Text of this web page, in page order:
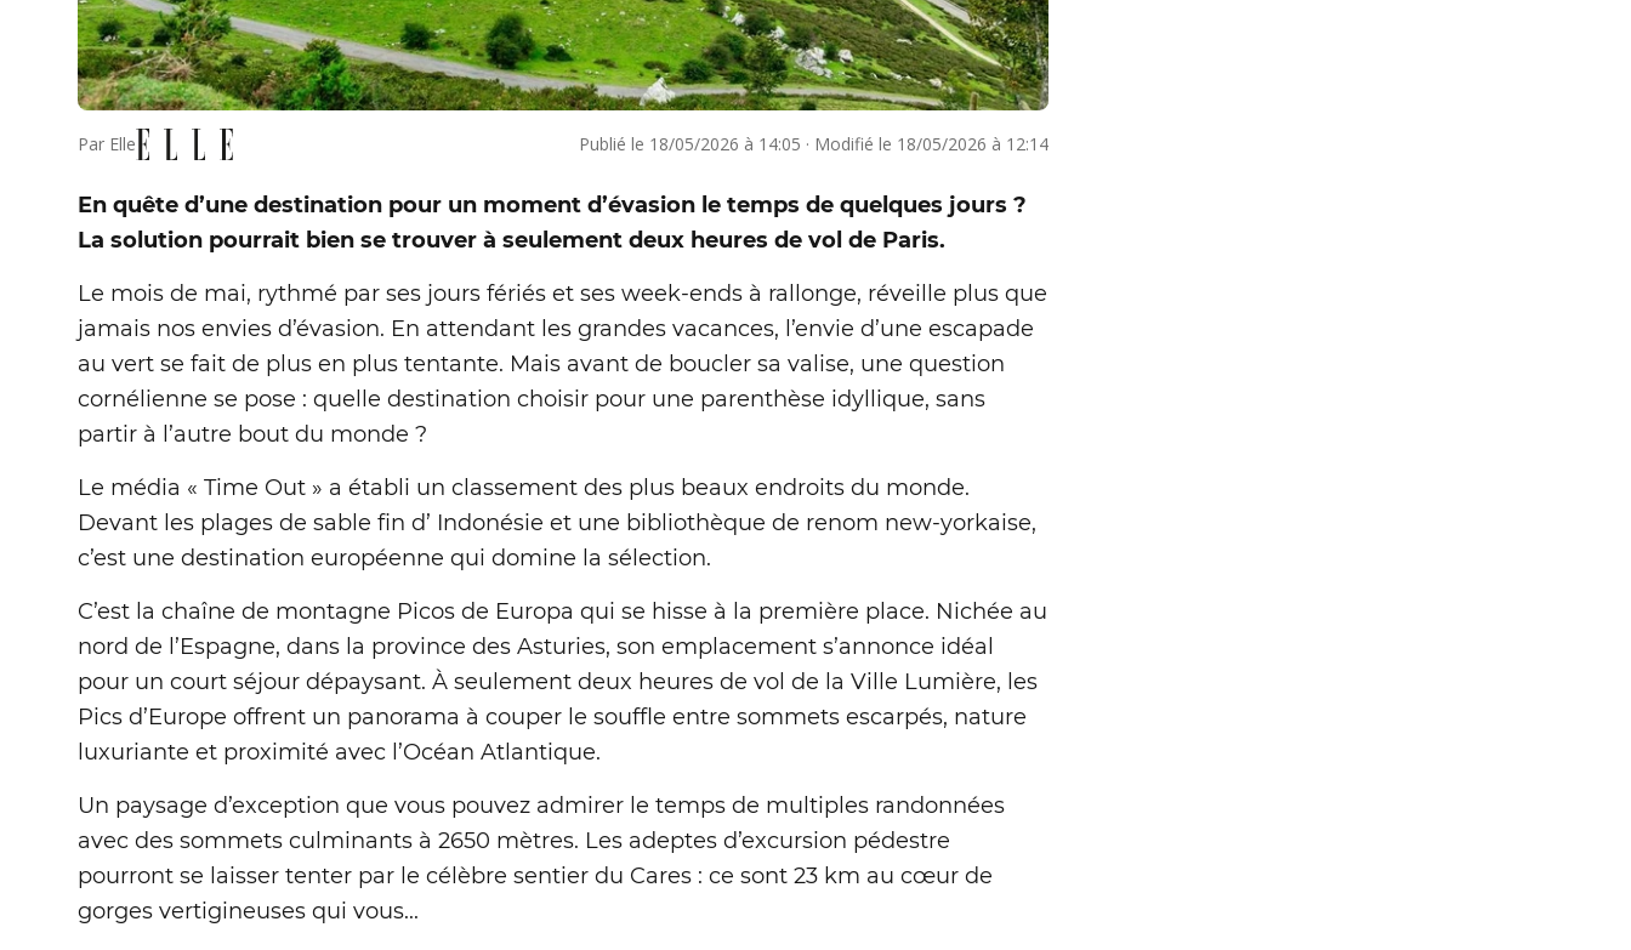
Par Elle Publié le 18/05/2026 à 14:05 · Modifié le 18/05/2026 à 12:14
En quête d’une destination pour un moment d’évasion le temps de quelques jours ?
La solution pourrait bien se trouver à seulement deux heures de vol de Paris.
Le mois de mai, rythmé par ses jours fériés et ses week-ends à rallonge, réveille plus que
jamais nos envies d’évasion. En attendant les grandes vacances, l’envie d’une escapade
au vert se fait de plus en plus tentante. Mais avant de boucler sa valise, une question
cornélienne se pose : quelle destination choisir pour une parenthèse idyllique, sans
partir à l’autre bout du monde ?
Le média « Time Out » a établi un classement des plus beaux endroits du monde.
Devant les plages de sable fin d’ Indonésie et une bibliothèque de renom new-yorkaise,
c’est une destination européenne qui domine la sélection.
C’est la chaîne de montagne Picos de Europa qui se hisse à la première place. Nichée au
nord de l’Espagne, dans la province des Asturies, son emplacement s’annonce idéal
pour un court séjour dépaysant. À seulement deux heures de vol de la Ville Lumière, les
Pics d’Europe offrent un panorama à couper le souffle entre sommets escarpés, nature
luxuriante et proximité avec l’Océan Atlantique.
Un paysage d’exception que vous pouvez admirer le temps de multiples randonnées
avec des sommets culminants à 2650 mètres. Les adeptes d’excursion pédestre
pourront se laisser tenter par le célèbre sentier du Cares : ce sont 23 km au cœur de
gorges vertigineuses qui vous...